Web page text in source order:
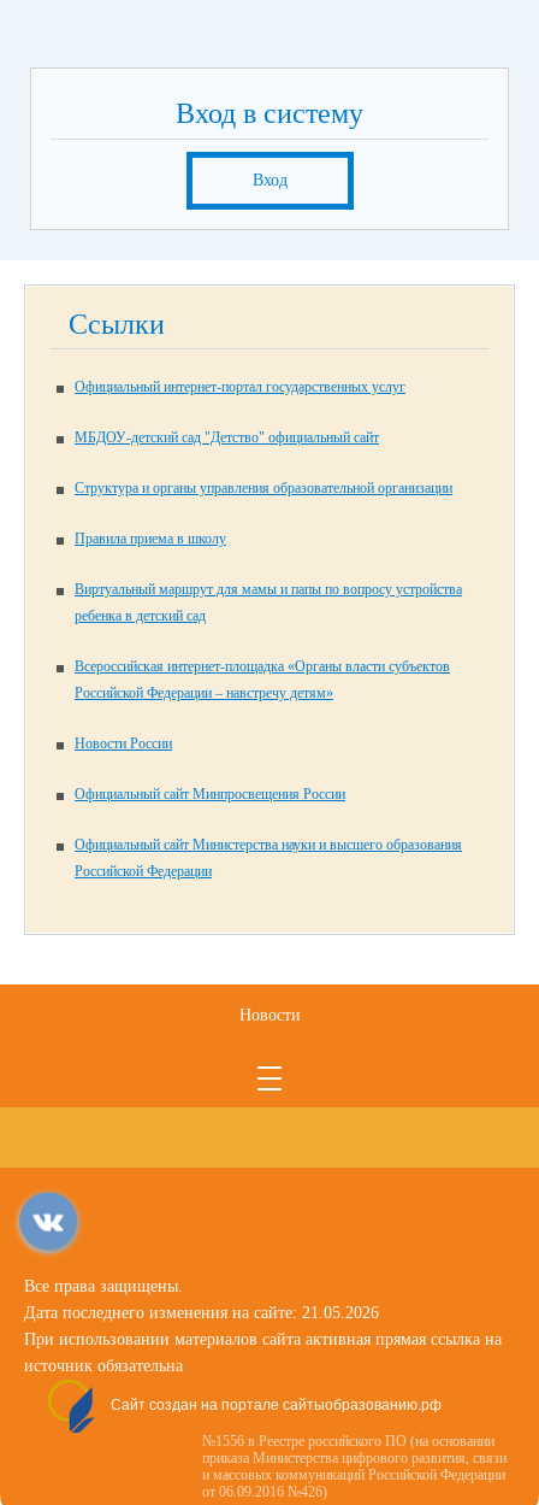
Вход в систему
Вход
Ссылки
Официальный интернет-портал государственных услуг
МБДОУ-детский сад "Детство" официальный сайт
Структура и органы управления образовательной организации
Правила приема в школу
Виртуальный маршрут для мамы и папы по вопросу устройства
ребенка в детский сад
Всероссийская интернет-площадка «Органы власти субъектов
Российской Федерации – навстречу детям»
Новости России
Официальный сайт Минпросвещения России
Официальный сайт Министерства науки и высшего образования
Российской Федерации
Новости
Все права защищены.
Дата последнего изменения на сайте: 21.05.2026
При использовании материалов сайта активная прямая ссылка на
источник обязательна
Сайт создан на портале сайтыобразованию.рф
№1556 в Реестре российского ПО (на основании
приказа Министерства цифрового развития, связи
и массовых коммуникаций Российской Федерации
от 06.09.2016 №426)